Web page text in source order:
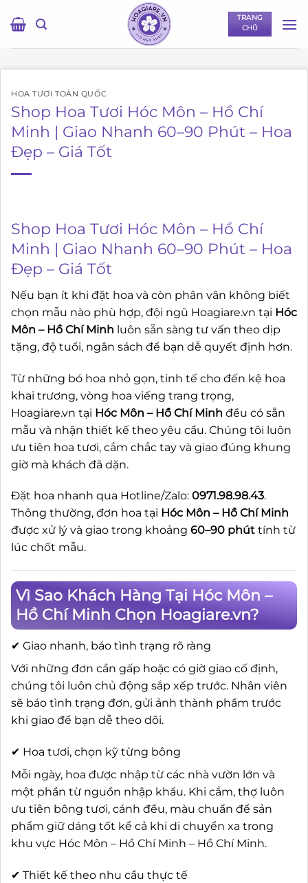
qua
TRANG
CHỦ
HOA TƯƠI TOÀN QUỐC
Shop Hoa Tươi Hóc Môn – Hồ Chí
Minh | Giao Nhanh 60–90 Phút – Hoa
Đẹp – Giá Tốt
Shop Hoa Tươi Hóc Môn – Hồ Chí
Minh | Giao Nhanh 60–90 Phút – Hoa
Đẹp – Giá Tốt
Nếu bạn ít khi đặt hoa và còn phân vân không biết
chọn mẫu nào phù hợp, đội ngũ Hoagiare.vn tại Hóc
Môn – Hồ Chí Minh luôn sẵn sàng tư vấn theo dịp
tặng, độ tuổi, ngân sách để bạn dễ quyết định hơn.
Từ những bó hoa nhỏ gọn, tinh tế cho đến kệ hoa
khai trương, vòng hoa viếng trang trọng,
Hoagiare.vn tại Hóc Môn – Hồ Chí Minh đều có sẵn
mẫu và nhận thiết kế theo yêu cầu. Chúng tôi luôn
ưu tiên hoa tươi, cắm chắc tay và giao đúng khung
giờ mà khách đã dặn.
Đặt hoa nhanh qua Hotline/Zalo: 0971.98.98.43.
Thông thường, đơn hoa tại Hóc Môn – Hồ Chí Minh
được xử lý và giao trong khoảng 60–90 phút tính từ
lúc chốt mẫu.
Vì Sao Khách Hàng Tại Hóc Môn –
Hồ Chí Minh Chọn Hoagiare.vn?
✔ Giao nhanh, báo tình trạng rõ ràng
Với những đơn cần gấp hoặc có giờ giao cố định,
chúng tôi luôn chủ động sắp xếp trước. Nhân viên
sẽ báo tình trạng đơn, gửi ảnh thành phẩm trước
khi giao để bạn dễ theo dõi.
✔ Hoa tươi, chọn kỹ từng bông
Mỗi ngày, hoa được nhập từ các nhà vườn lớn và
một phần từ nguồn nhập khẩu. Khi cắm, thợ luôn
ưu tiên bông tươi, cánh đều, màu chuẩn để sản
phẩm giữ dáng tốt kể cả khi di chuyển xa trong
khu vực Hóc Môn – Hồ Chí Minh – Hồ Chí Minh.
✔ Thiết kế theo nhu cầu thực tế